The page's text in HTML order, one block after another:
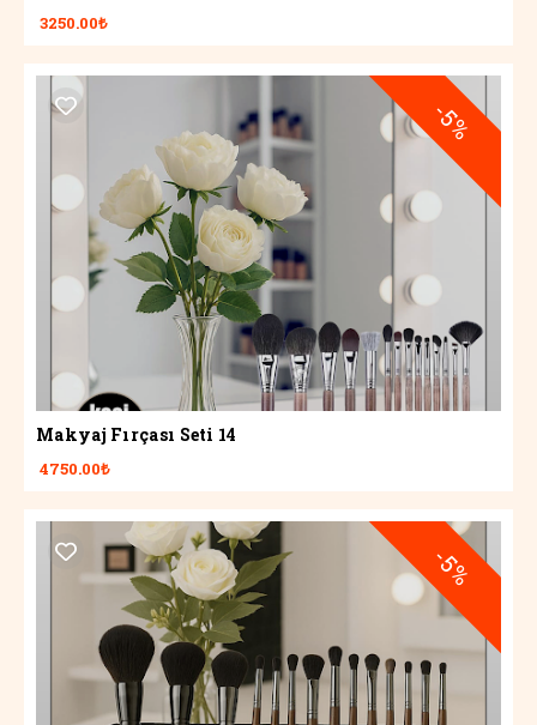
3250.00₺
-5%
Makyaj Fırçası Seti 14
4750.00₺
-5%